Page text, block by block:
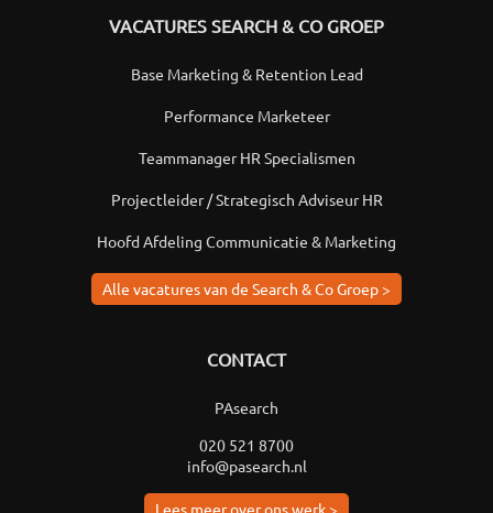
VACATURES SEARCH & CO GROEP
Base Marketing & Retention Lead
Performance Marketeer
Teammanager HR Specialismen
Projectleider / Strategisch Adviseur HR
Hoofd Afdeling Communicatie & Marketing
Alle vacatures van de Search & Co Groep >
CONTACT
PAsearch
020 521 8700
info@pasearch.nl
Lees meer over ons werk >